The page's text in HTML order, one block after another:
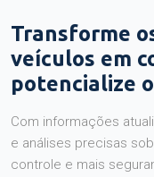
Transforme
veículos em
potencialize
Com informações
e análises precisas
controle e mais